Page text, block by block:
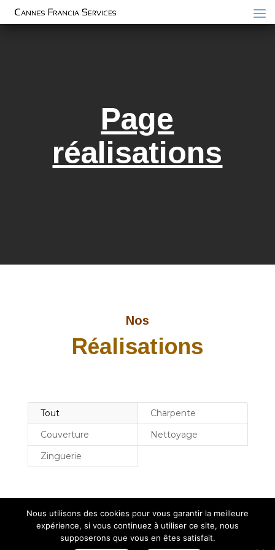
Page
réalisations
Nos
Réalisations
Tout
Charpente
Couverture
Nettoyage
Zinguerie
Nous utilisons des cookies pour vous garantir la meilleure
expérience, si vous continuez à utiliser ce site, nous
supposerons que vous en êtes satisfait.